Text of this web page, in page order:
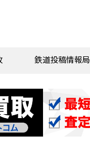
鉄道投稿情報局